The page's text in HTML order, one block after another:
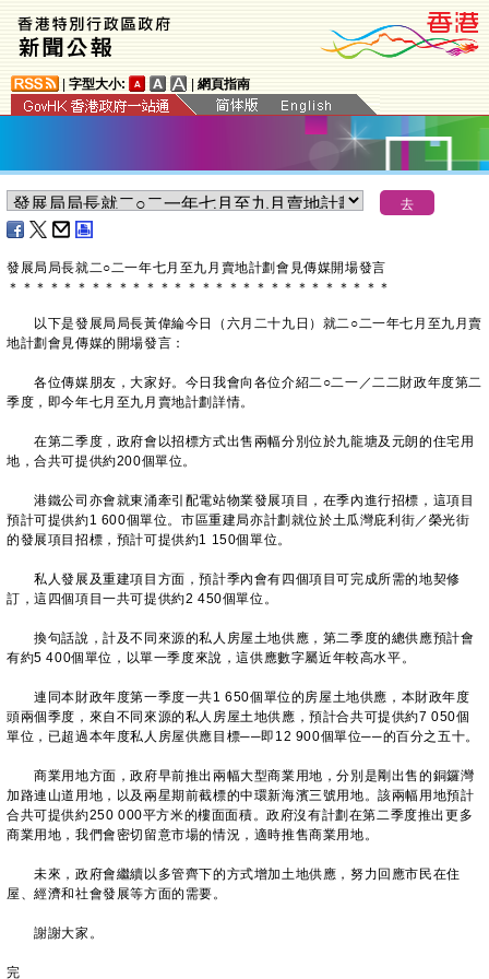
字型大小: 網頁指南
​發展局局長就二○二一年七月至九月賣地計劃會見傳媒開場發言
＊ ＊ ＊ ＊ ＊ ＊ ＊ ＊ ＊ ＊ ＊ ＊ ＊ ＊ ＊ ＊ ＊ ＊ ＊ ＊ ＊ ＊ ＊ ＊ ＊ ＊ ＊ ＊
以下是發展局局長黃偉綸今日（六月二十九日）就二○二一年七月至九月賣
地計劃會見傳媒的開場發言：
各位傳媒朋友，大家好。今日我會向各位介紹二○二一／二二財政年度第二
季度，即今年七月至九月賣地計劃詳情。
在第二季度，政府會以招標方式出售兩幅分別位於九龍塘及元朗的住宅用
地，合共可提供約200個單位。
港鐵公司亦會就東涌牽引配電站物業發展項目，在季內進行招標，這項目
預計可提供約1 600個單位。市區重建局亦計劃就位於土瓜灣庇利街／榮光街
的發展項目招標，預計可提供約1 150個單位。
私人發展及重建項目方面，預計季內會有四個項目可完成所需的地契修
訂，這四個項目一共可提供約2 450個單位。
換句話說，計及不同來源的私人房屋土地供應，第二季度的總供應預計會
有約5 400個單位，以單一季度來說，這供應數字屬近年較高水平。
連同本財政年度第一季度一共1 650個單位的房屋土地供應，本財政年度
頭兩個季度，來自不同來源的私人房屋土地供應，預計合共可提供約7 050個
單位，已超過本年度私人房屋供應目標──即12 900個單位──的百分之五十。
商業用地方面，政府早前推出兩幅大型商業用地，分別是剛出售的銅鑼灣
加路連山道用地，以及兩星期前截標的中環新海濱三號用地。該兩幅用地預計
合共可提供約250 000平方米的樓面面積。政府沒有計劃在第二季度推出更多
商業用地，我們會密切留意市場的情況，適時推售商業用地。
未來，政府會繼續以多管齊下的方式增加土地供應，努力回應市民在住
屋、經濟和社會發展等方面的需要。
謝謝大家。
完